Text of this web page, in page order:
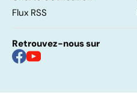
Flux RSS
Retrouvez-nous sur